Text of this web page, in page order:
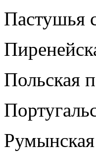
Пастушья
Польская
Румынская